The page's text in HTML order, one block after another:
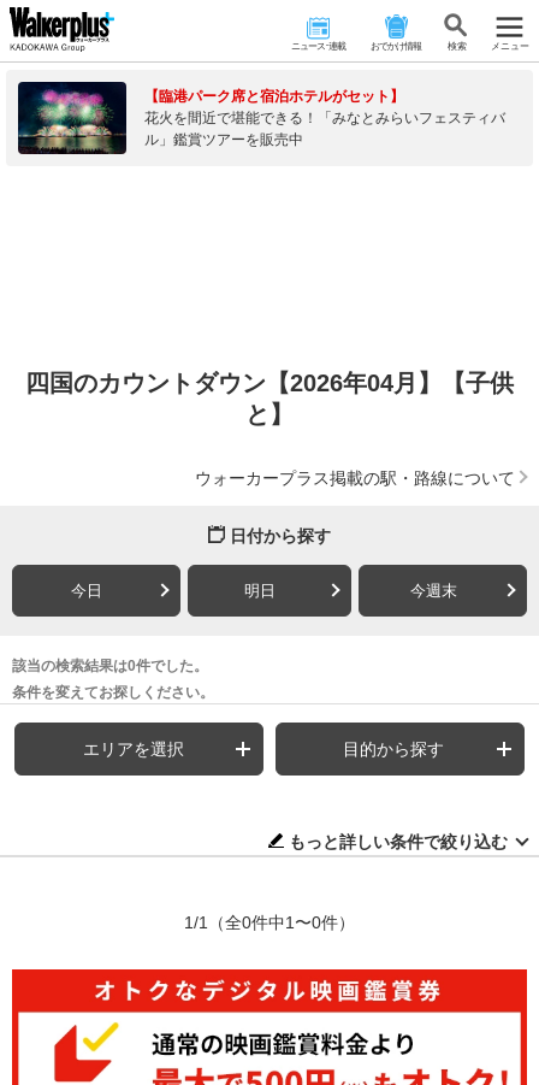
ニュース･連載 おでかけ情報 検 索 メニュー
【臨港パーク席と宿泊ホテルがセット】
花火を間近で堪能できる！「みなとみらいフェスティバ
ル」鑑賞ツアーを販売中
四国のカウントダウン【2026年04月】【子供
と】
ウォーカープラス掲載の駅・路線について
日付から探す
今日 明日 今週末
該当の検索結果は0件でした。
条件を変えてお探しください。
エリアを選択 目的から探す
もっと詳しい条件で絞り込む
1/1 （全0件中1〜0件）